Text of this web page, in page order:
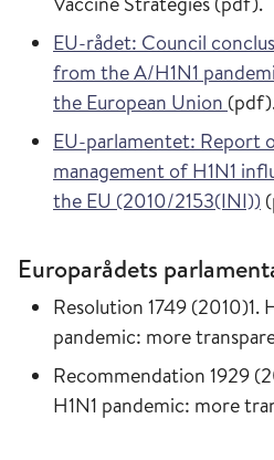
EU-rådet: Council
from the A/H1N1
the European Union
EU-parlamentet: Report
management of H1N1
the EU (2010/2153(INI))
Europarådets
Resolution 1749 (2010)1.
pandemic: more
Recommendation 1929
H1N1 pandemic: more